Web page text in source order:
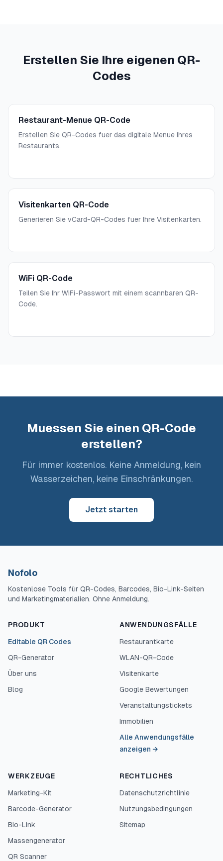
Erstellen Sie Ihre eigenen QR-
Codes
Restaurant-Menue QR-Code
Erstellen Sie QR-Codes fuer das digitale Menue Ihres
Restaurants.
Visitenkarten QR-Code
Generieren Sie vCard-QR-Codes fuer Ihre Visitenkarten.
WiFi QR-Code
Teilen Sie Ihr WiFi-Passwort mit einem scannbaren QR-
Code.
Muessen Sie einen QR-Code
erstellen?
Für immer kostenlos. Keine Anmeldung, kein
Wasserzeichen, keine Einschränkungen.
Jetzt starten
Nofolo
Kostenlose Tools für QR-Codes, Barcodes, Bio-Link-Seiten
und Marketingmaterialien. Ohne Anmeldung.
PRODUKT
Editable QR Codes
QR-Generator
Über uns
Blog
ANWENDUNGSFÄLLE
Restaurantkarte
WLAN-QR-Code
Visitenkarte
Google Bewertungen
Veranstaltungstickets
Immobilien
Alle Anwendungsfälle
anzeigen →
WERKZEUGE
Marketing-Kit
Barcode-Generator
Bio-Link
Massengenerator
QR Scanner
RECHTLICHES
Datenschutzrichtlinie
Nutzungsbedingungen
Sitemap